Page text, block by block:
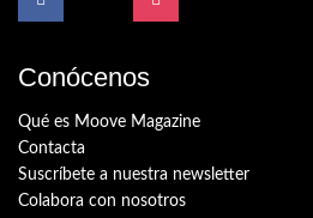
Conócenos
Qué es Moove Magazine
Contacta
Suscríbete a nuestra newsletter
Colabora con nosotros